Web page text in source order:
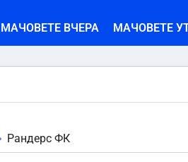
МАЧОВЕТЕ ВЧЕРА МАЧОВЕТЕ
Рандерс ФК